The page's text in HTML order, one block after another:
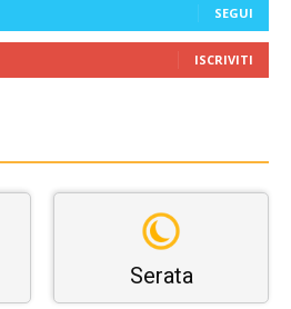
SEGUI
ISCRIVITI
Serata